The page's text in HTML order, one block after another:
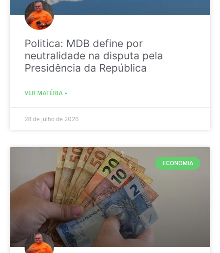
Politica: MDB define por
neutralidade na disputa pela
Presidência da República
VER MATÉRIA »
28 de julho de 2026
ECONOMIA